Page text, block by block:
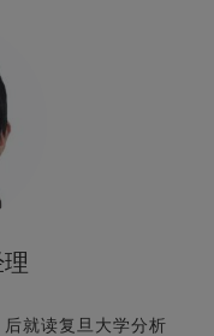
就读复旦大学分析